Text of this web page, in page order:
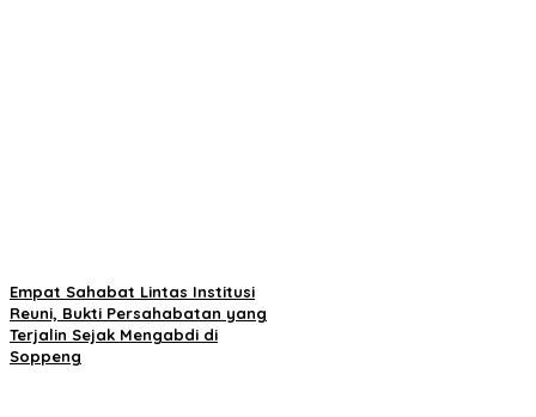
Empat Sahabat Lintas Institusi
Reuni, Bukti Persahabatan yang
Terjalin Sejak Mengabdi di
Soppeng